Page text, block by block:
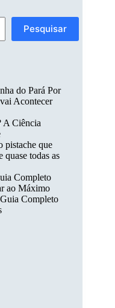
Pesquisar
do Pará Por
Acontecer
A Ciência
pistache que
quase todas as
Completo
ao Máximo
Completo